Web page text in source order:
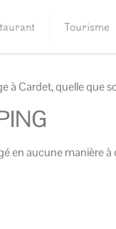
Tourisme
à Cardet, quelle que
en aucune manière